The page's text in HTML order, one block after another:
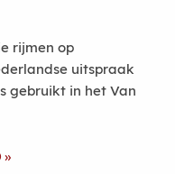
rijmen op
uitspraak
gebruikt in het Van